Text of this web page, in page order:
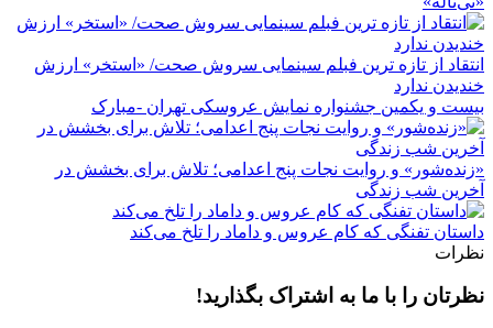
انتقاد از تازه ترین فبلم سینمایی سروش صحت/ «استخر» ارزش
خندیدن ندارد
بیست و یکمین جشنواره نمایش عروسکی تهران -مبارک
«زنده‌شور» و روایت نجات پنج اعدامی؛ تلاش برای بخشش در
آخرین شب زندگی
داستان تفنگی که کام عروس و داماد را تلخ می‌کند
نظرات
نظرتان را با ما به اشتراک بگذارید!